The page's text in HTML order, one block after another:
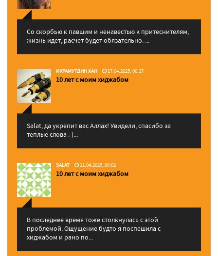
Со скорбью к павшим и ненавестью к притеснителям,
жизнь идет, расчет будет обязательно. ...
ИКРАМУТДИН ХАН 17.04.2025, 00:27
10 лет с моим хиджабом
Salat, да укрепит вас Аллаx! Увидели, спасибо за
теплые слова :-)...
SALAT 11.04.2025, 09:02
10 лет с моим хиджабом
В последнее время тоже столкнулась с этой
проблемой. Ощущение будто я поспешила с
хиджабом и рано по...